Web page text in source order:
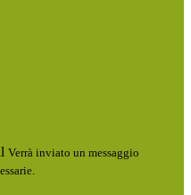
Verrà inviato un messaggio